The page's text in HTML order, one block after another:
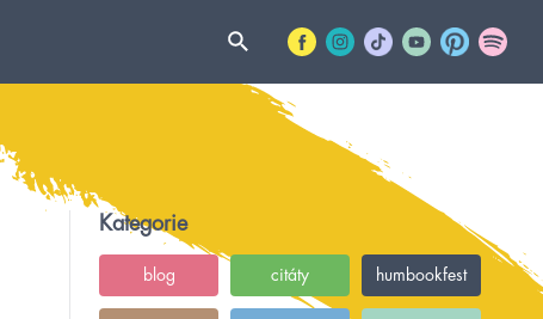
Kategorie
blog citáty humbookfest